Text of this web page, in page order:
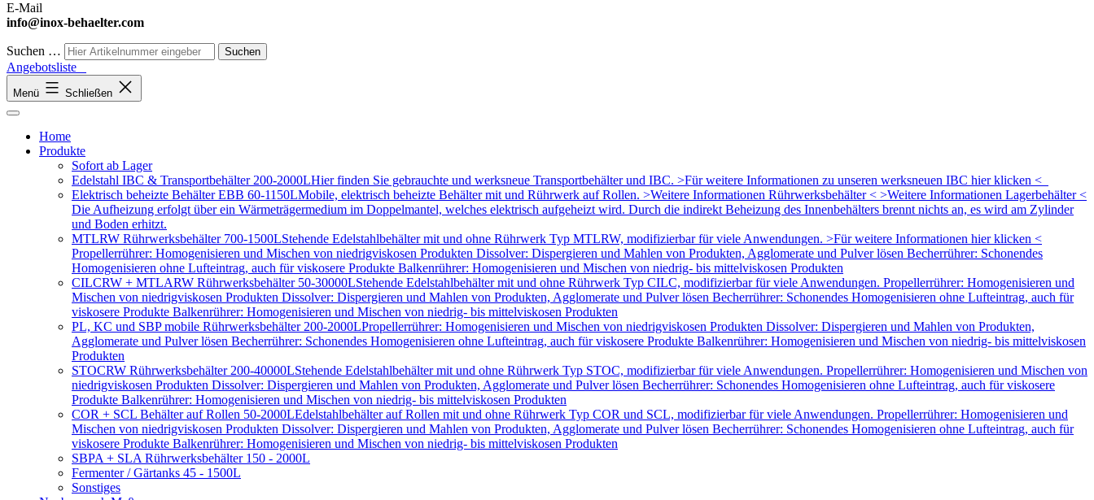
E-Mail
info@inox-behaelter.com
Suchen …
Angebotsliste
Menü Schließen
Home
Produkte
Sofort ab Lager
Edelstahl IBC & Transportbehälter 200-2000LHier finden Sie gebrauchte und werksneue Transportbehälter und IBC. >Für weitere Informationen zu unseren werksneuen IBC hier klicken <
Elektrisch beheizte Behälter EBB 60-1150LMobile, elektrisch beheizte Behälter mit und Rührwerk auf Rollen. >Weitere Informationen Rührwerksbehälter < >Weitere Informationen Lagerbehälter <
Die Aufheizung erfolgt über ein Wärmeträgermedium im Doppelmantel, welches elektrisch aufgeheizt wird. Durch die indirekt Beheizung des Innenbehälters brennt nichts an, es wird am Zylinder
und Boden erhitzt.
MTLRW Rührwerksbehälter 700-1500LStehende Edelstahlbehälter mit und ohne Rührwerk Typ MTLRW, modifizierbar für viele Anwendungen. >Für weitere Informationen hier klicken <
Propellerrührer: Homogenisieren und Mischen von niedrigviskosen Produkten Dissolver: Dispergieren und Mahlen von Produkten, Agglomerate und Pulver lösen Becherrührer: Schonendes
Homogenisieren ohne Lufteintrag, auch für viskosere Produkte Balkenrührer: Homogenisieren und Mischen von niedrig- bis mittelviskosen Produkten
CILCRW + MTLARW Rührwerksbehälter 50-30000LStehende Edelstahlbehälter mit und ohne Rührwerk Typ CILC, modifizierbar für viele Anwendungen. Propellerrührer: Homogenisieren und
Mischen von niedrigviskosen Produkten Dissolver: Dispergieren und Mahlen von Produkten, Agglomerate und Pulver lösen Becherrührer: Schonendes Homogenisieren ohne Lufteintrag, auch für
viskosere Produkte Balkenrührer: Homogenisieren und Mischen von niedrig- bis mittelviskosen Produkten
PL, KC und SBP mobile Rührwerksbehälter 200-2000LPropellerrührer: Homogenisieren und Mischen von niedrigviskosen Produkten Dissolver: Dispergieren und Mahlen von Produkten,
Agglomerate und Pulver lösen Becherrührer: Schonendes Homogenisieren ohne Lufteintrag, auch für viskosere Produkte Balkenrührer: Homogenisieren und Mischen von niedrig- bis mittelviskosen
Produkten
STOCRW Rührwerksbehälter 200-40000LStehende Edelstahlbehälter mit und ohne Rührwerk Typ STOC, modifizierbar für viele Anwendungen. Propellerrührer: Homogenisieren und Mischen von
niedrigviskosen Produkten Dissolver: Dispergieren und Mahlen von Produkten, Agglomerate und Pulver lösen Becherrührer: Schonendes Homogenisieren ohne Lufteintrag, auch für viskosere
Produkte Balkenrührer: Homogenisieren und Mischen von niedrig- bis mittelviskosen Produkten
COR + SCL Behälter auf Rollen 50-2000LEdelstahlbehälter auf Rollen mit und ohne Rührwerk Typ COR und SCL, modifizierbar für viele Anwendungen. Propellerrührer: Homogenisieren und
Mischen von niedrigviskosen Produkten Dissolver: Dispergieren und Mahlen von Produkten, Agglomerate und Pulver lösen Becherrührer: Schonendes Homogenisieren ohne Lufteintrag, auch für
viskosere Produkte Balkenrührer: Homogenisieren und Mischen von niedrig- bis mittelviskosen Produkten
SBPA + SLA Rührwerksbehälter 150 - 2000L
Fermenter / Gärtanks 45 - 1500L
Sonstiges